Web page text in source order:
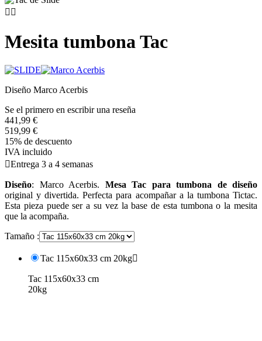
 
Mesita tumbona Tac
Diseño Marco Acerbis
Se el primero en escribir una reseña
441,99 €
519,99 €
15% de descuento
IVA incluido
Entrega 3 a 4 semanas
Diseño: Marco Acerbis. Mesa Tac para tumbona de diseño
original y divertida. Perfecta para acompañar a la tumbona Tictac.
Esta pieza puede ser a su vez la base de esta tumbona o la mesita
que la acompaña.
Tamaño :
Tac 115x60x33 cm 20kg
Tac 115x60x33 cm
20kg